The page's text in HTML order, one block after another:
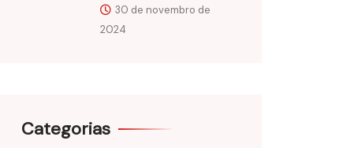
30 de novembro de
2024
Categorias